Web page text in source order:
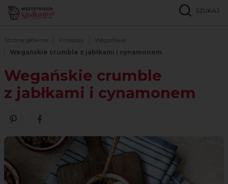
SZUKAJ
Strona główna Przepisy
Wegańskie
Wegańskie crumble z jabłkami i cynamonem
Wegańskie crumble
z jabłkami i cynamonem
Zobacz nasze piny w serwisie Pinterest
Udostępnij ten przepis w serwisie Facebook